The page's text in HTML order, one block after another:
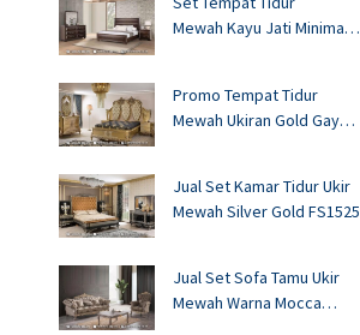
Mewah Kayu Jati Minimalis
Promo Tempat Tidur
Mewah Ukiran Gold Gaya
Jual Set Kamar Tidur Ukir
Mewah Silver Gold FS1525
Jual Set Sofa Tamu Ukir
Mewah Warna Mocca